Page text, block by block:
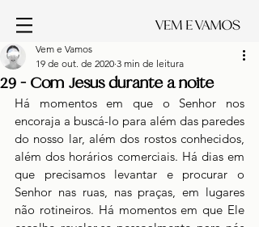
29 - Com Jesus durante a noite
Vem e Vamos
19 de out. de 2020 3 min de leitura
Há momentos em que o Senhor nos
encoraja a buscá-lo para além das paredes
do nosso lar, além dos rostos conhecidos,
além dos horários comerciais. Há dias em
que precisamos levantar e procurar o
Senhor nas ruas, nas praças, em lugares
não rotineiros. Há momentos em que Ele